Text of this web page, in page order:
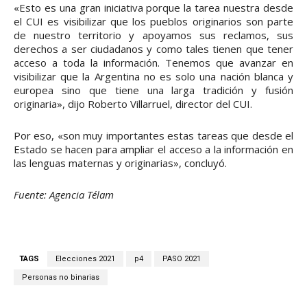
«Esto es una gran iniciativa porque la tarea nuestra desde
el CUI es visibilizar que los pueblos originarios son parte
de nuestro territorio y apoyamos sus reclamos, sus
derechos a ser ciudadanos y como tales tienen que tener
acceso a toda la información. Tenemos que avanzar en
visibilizar que la Argentina no es solo una nación blanca y
europea sino que tiene una larga tradición y fusión
originaria», dijo Roberto Villarruel, director del CUI.
Por eso, «son muy importantes estas tareas que desde el
Estado se hacen para ampliar el acceso a la información en
las lenguas maternas y originarias», concluyó.
Fuente: Agencia Télam
TAGS Elecciones 2021 p4 PASO 2021
Personas no binarias